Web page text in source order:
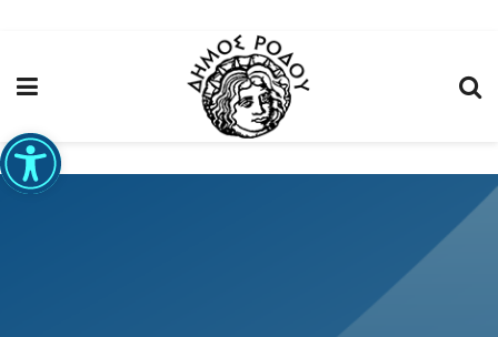
Ανοίξτε τη γραμμή εργαλείων